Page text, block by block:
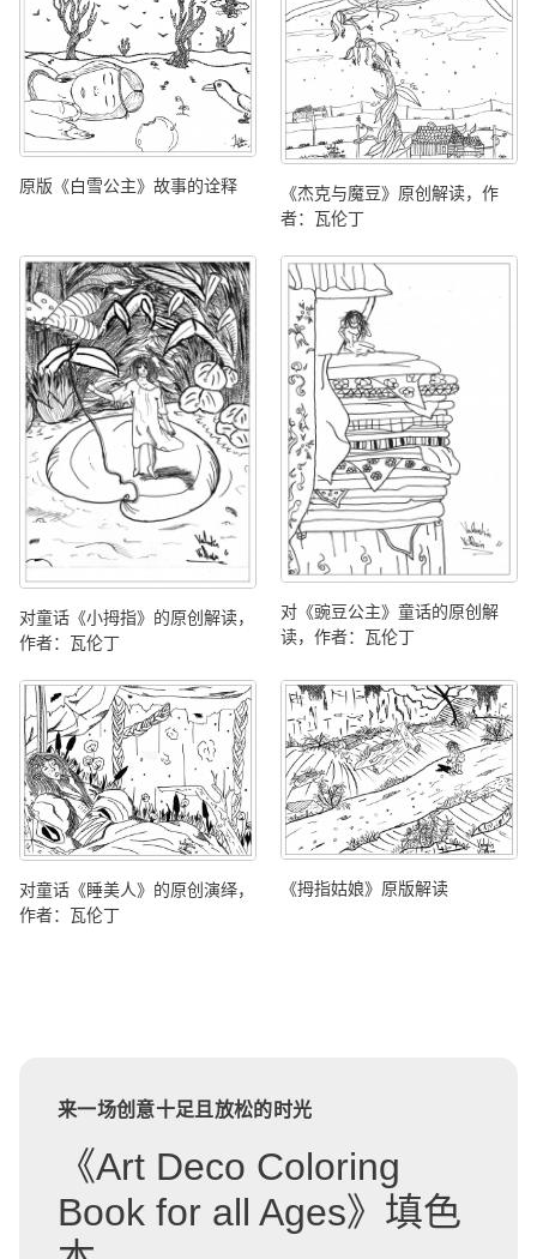
原版《白雪公主》故事的诠释
《杰克与魔豆》原创解读，作
者：瓦伦丁
对童话《小拇指》的原创解读，
作者：瓦伦丁
对《豌豆公主》童话的原创解
读，作者：瓦伦丁
对童话《睡美人》的原创演绎，
作者：瓦伦丁
《拇指姑娘》原版解读
来一场创意十足且放松的时光
《Art Deco Coloring
Book for all Ages》填色